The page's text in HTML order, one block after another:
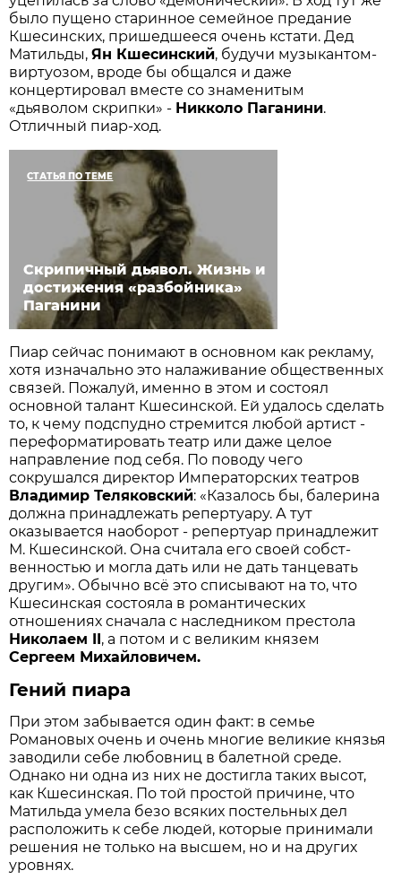
было пущено старинное семейное предание
Кшесинских, пришедшееся очень кстати. Дед
Матильды,Ян Кшесинский, будучи музыкантом-
виртуозом, вроде бы общался и даже
концертировал вместе со знаменитым
«дьяволом скрипки» - Никколо Паганини.
Отличный пиар-ход.
СТАТЬЯ ПО ТЕМЕ
Скрипичный дьявол. Жизнь и
достижения «разбойника»
Паганини
Пиар сейчас понимают в основном как рекламу,
хотя изначально это налаживание общественных
связей. Пожалуй, именно в этом и состоял
основной талант Кшесинской. Ей удалось сделать
то, к чему подспудно стремится любой артист -
переформатировать театр или даже целое
направление под себя. По поводу чего
сокрушался директор Императорских театров
Владимир Теляковский: «Казалось бы, балерина
должна принадлежать репертуару. А тут
оказывается наоборот - репертуар принадлежит
М. Кшесинской. Она считала его своей собст­
венностью и могла дать или не дать танцевать
другим». Обычно всё это списывают на то, что
Кшесинская состояла в романтических
отношениях сначала с наследником престола
Николаем II, а потом и с великим князем
Сергеем Михайловичем.
Гений пиара
При этом забывается один факт: в семье
Романовых очень и очень многие великие князья
заводили себе любовниц в балетной среде.
Однако ни одна из них не достигла таких высот,
как Кшесинская. По той простой причине, что
Матильда умела безо всяких постельных дел
расположить к себе людей, которые принимали
решения не только на высшем, но и на других
уровнях.